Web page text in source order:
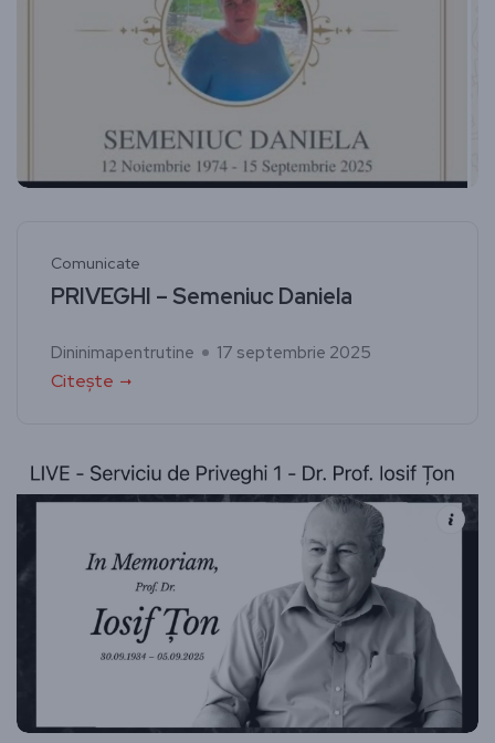
Comunicate
PRIVEGHI – Semeniuc Daniela
Dininimapentrutine 17 septembrie 2025
Citește